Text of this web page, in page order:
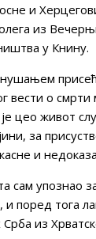
и
из
у Книну.
вести о
је цео живот
за
и
сам упознао
и поред тога
из